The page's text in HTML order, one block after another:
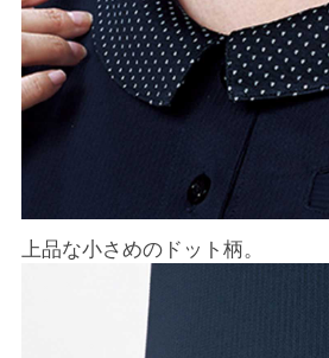
上品な小さめのドット柄。